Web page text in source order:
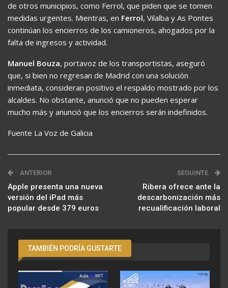
de otros municipios, como Ferrol, que piden que se tomen
medidas urgentes. Mientras, en Ferrol, Vilalba y As Pontes
continúan los encierros de los camioneros, ahogados por la
falta de ingresos y actividad.
Manuel Bouza, portavoz de los transportistas, aseguró
que, si bien no regresan de Madrid con una solución
inmediata, consideran positivo el respaldo mostrado por los
alcaldes. No obstante, anunció que no pueden esperar
mucho más y anunció que los encierros serán indefinidos.
Fuente La Voz de Galicia
ANTERIOR
Apple presenta una nueva
versión del iPad más
popular desde 379 euros
SEGUINTE
Ribera ofrece ante la
descarbonización más
recualificación laboral
TAMBIÉN PODRÍA GUSTARTE